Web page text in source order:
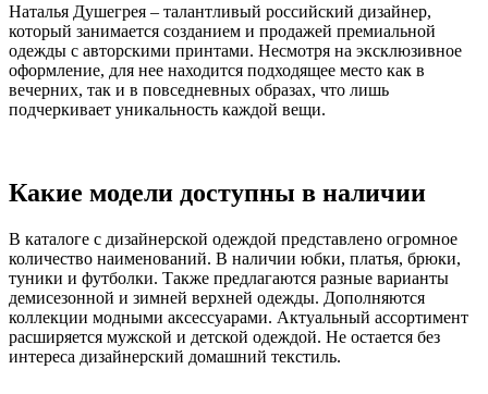
Наталья Душегрея – талантливый российский дизайнер,
который занимается созданием и продажей премиальной
одежды с авторскими принтами. Несмотря на эксклюзивное
оформление, для нее находится подходящее место как в
вечерних, так и в повседневных образах, что лишь
подчеркивает уникальность каждой вещи.
Какие модели доступны в наличии
В каталоге с дизайнерской одеждой представлено огромное
количество наименований. В наличии юбки, платья, брюки,
туники и футболки. Также предлагаются разные варианты
демисезонной и зимней верхней одежды. Дополняются
коллекции модными аксессуарами. Актуальный ассортимент
расширяется мужской и детской одеждой. Не остается без
интереса дизайнерский домашний текстиль.